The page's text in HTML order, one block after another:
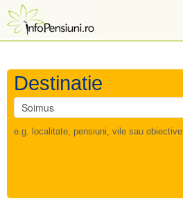
Destinatie
e.g. localitate, pensiuni, vile sau obiective